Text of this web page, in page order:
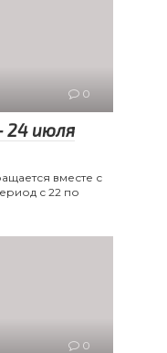
0
24 июля
вместе с
с 22 по
0